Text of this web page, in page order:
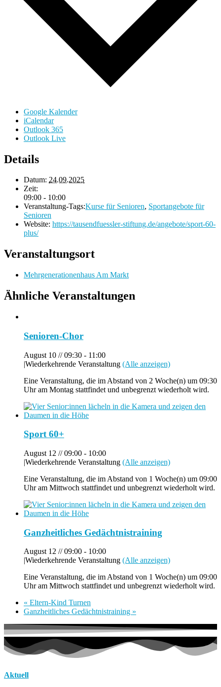
Google Kalender
iCalendar
Outlook 365
Outlook Live
Details
Datum: 24.09.2025
Zeit:
09:00 - 10:00
Veranstaltung-Tags:Kurse für Senioren, Sportangebote für
Senioren
Website: https://tausendfuessler-stiftung.de/angebote/sport-60-
plus/
Veranstaltungsort
Mehrgenerationenhaus Am Markt
Ähnliche Veranstaltungen
Senioren-Chor
August 10 // 09:30 - 11:00
|Wiederkehrende Veranstaltung (Alle anzeigen)
Eine Veranstaltung, die im Abstand von 2 Woche(n) um 09:30
Uhr am Montag stattfindet und unbegrenzt wiederholt wird.
Sport 60+
August 12 // 09:00 - 10:00
|Wiederkehrende Veranstaltung (Alle anzeigen)
Eine Veranstaltung, die im Abstand von 1 Woche(n) um 09:00
Uhr am Mittwoch stattfindet und unbegrenzt wiederholt wird.
Ganzheitliches Gedächtnistraining
August 12 // 09:00 - 10:00
|Wiederkehrende Veranstaltung (Alle anzeigen)
Eine Veranstaltung, die im Abstand von 1 Woche(n) um 09:00
Uhr am Mittwoch stattfindet und unbegrenzt wiederholt wird.
« Eltern-Kind Turnen
Ganzheitliches Gedächtnistraining »
Aktuell